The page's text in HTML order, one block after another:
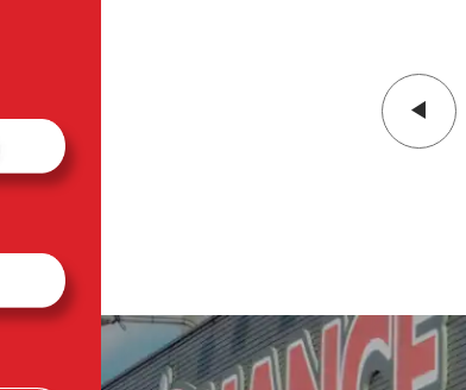
◀︎